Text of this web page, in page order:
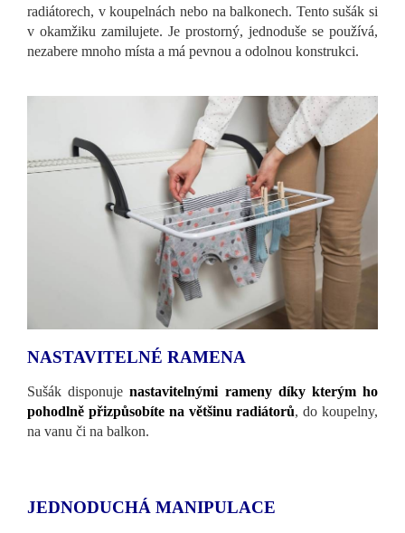
radiátorech, v koupelnách nebo na balkonech. Tento sušák si
v okamžiku zamilujete. Je prostorný, jednoduše se používá,
nezabere mnoho místa a má pevnou a odolnou konstrukci.
NASTAVITELNÉ RAMENA
Sušák disponujenastavitelnými rameny díky kterým ho
pohodlně přizpůsobíte na většinu radiátorů, do koupelny,
na vanu či na balkon.
JEDNODUCHÁ MANIPULACE